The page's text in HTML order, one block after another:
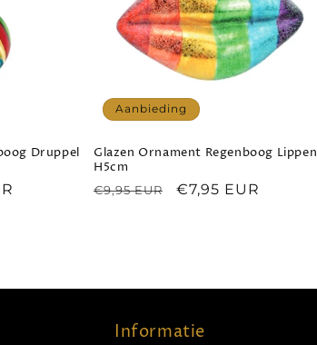
Druppel
Aanbieding
Glazen Ornament Regenboog Lippen
H5cm
Normale
€9,95 EUR Aanbiedingsprijs
€7,95 EUR
Informatie